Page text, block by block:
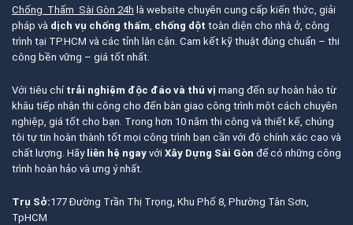
Chống Thấm Sài Gòn 24h là website chuyên cung cấp kiến thức, giải
pháp và dịch vụ chống thấm, chống dột toàn diện cho nhà ở, công
trình tại TP.HCM và các tỉnh lân cận. Cam kết kỹ thuật đúng chuẩn – thi
công bền vững – giá tốt nhất.
Với tiêu chí trải nghiệm độc đáo và thú vị mang đến sự hoàn hảo từ
khâu tiếp nhận thi công cho đến bàn giao công trình một cách chuyên
nghiệp, giá tốt cho bạn. Trong hơn 10 năm thi công và thiết kế, chúng
tôi tự tin hoàn thành tốt mọi công trình bạn cần với độ chính xác cao và
chất lượng. Hãy liên hệ ngay với Xây Dựng Sài Gòn để có những công
trình hoàn hảo và ưng ý nhất.
Trụ Sở:177 Đường Trần Thị Trọng, Khu Phố 8, Phường Tân Sơn,
TpHCM